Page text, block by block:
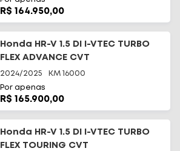
R$ 164.950,00
Honda HR-V 1.5 DI I-VTEC TURBO
FLEX ADVANCE CVT
2024/2025 KM 16000
Por apenas
R$ 165.900,00
Honda HR-V 1.5 DI I-VTEC TURBO
FLEX TOURING CVT